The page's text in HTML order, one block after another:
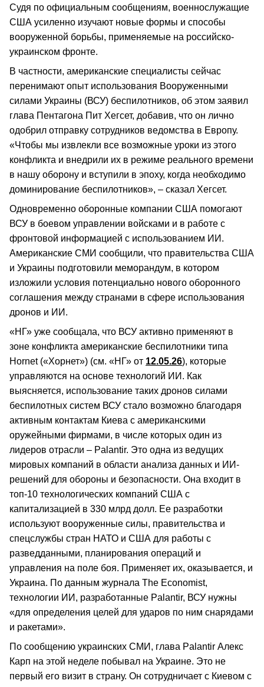
Судя по официальным сообщениям, военнослужащие
США усиленно изучают новые формы и способы
вооруженной борьбы, применяемые на российско-
украинском фронте.
В частности, американские специалисты сейчас
перенимают опыт использования Вооруженными
силами Украины (ВСУ) беспилотников, об этом заявил
глава Пентагона Пит Хегсет, добавив, что он лично
одобрил отправку сотрудников ведомства в Европу.
«Чтобы мы извлекли все возможные уроки из этого
конфликта и внедрили их в режиме реального времени
в нашу оборону и вступили в эпоху, когда необходимо
доминирование беспилотников», – сказал Хегсет.
Одновременно оборонные компании США помогают
ВСУ в боевом управлении войсками и в работе с
фронтовой информацией с использованием ИИ.
Американские СМИ сообщили, что правительства США
и Украины подготовили меморандум, в котором
изложили условия потенциально нового оборонного
соглашения между странами в сфере использования
дронов и ИИ.
«НГ» уже сообщала, что ВСУ активно применяют в
зоне конфликта американские беспилотники типа
Hornet («Хорнет») (см. «НГ» от 12.05.26), которые
управляются на основе технологий ИИ. Как
выясняется, использование таких дронов силами
беспилотных систем ВСУ стало возможно благодаря
активным контактам Киева с американскими
оружейными фирмами, в числе которых один из
лидеров отрасли – Palantir. Это одна из ведущих
мировых компаний в области анализа данных и ИИ-
решений для обороны и безопасности. Она входит в
топ-10 технологических компаний США с
капитализацией в 330 млрд долл. Ее разработки
используют вооруженные силы, правительства и
спецслужбы стран НАТО и США для работы с
разведданными, планирования операций и
управления на поле боя. Применяет их, оказывается, и
Украина. По данным журнала The Economist,
технологии ИИ, разработанные Palantir, ВСУ нужны
«для определения целей для ударов по ним снарядами
и ракетами».
По сообщению украинских СМИ, глава Palantir Алекс
Карп на этой неделе побывал на Украине. Это не
первый его визит в страну. Он сотрудничает с Киевом с